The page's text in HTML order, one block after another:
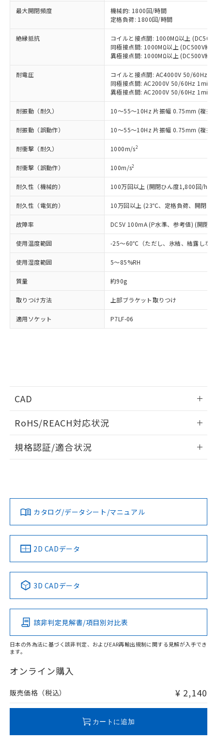
最大開閉頻度
機械的: 1800回/時間
定格負荷: 1800回/時間
絶縁抵抗
コイルと接点間: 1000MΩ以上
同極接点間: 1000MΩ以上 (DC500V絶
異極接点間: 1000MΩ以上 (DC500V絶
耐電圧
コイルと接点間: AC4000V 50/60Hz
同極接点間: AC2000V 50/60Hz 1min
異極接点間: AC2000V 50/60Hz 1min
耐振動（耐久） 10～55～10Hz 片振幅 0.75mm (複振
耐振動（誤動作） 10～55～10Hz 片振幅 0.75mm (複振
耐衝撃（耐久） 1000m/s2
耐衝撃（誤動作） 100m/s2
耐久性（機械的） 100万回以上 (開閉ひん度1,800回/h)
耐久性（電気的） 10万回以上 (23℃、定格負荷、開閉ひ
故障率 DC5V 100mA (P水準、参考値) (開閉
使用温度範囲 -25～60℃（ただし、氷結、結露しな
使用湿度範囲 5～85%RH
質量 約90g
取りつけ方法 上部ブラケット取りつけ
適用ソケット P7LF-06
CAD
ドすることができます。
ログイン/会員登録
ダウンロードデータをご利用いただく前に、以下を必ずお読
みください。
ソフトウェアの使用条件
RoHS/REACH対応状況
EU RoHS 注意事項・凡例
対応済み
中国 RoHS 注意事項・凡例
Pb Hg Cd Cr(VI)
O
在庫等で未対応品が混在する可能性があります。
問い合わせください。
規格認証/適合状況
カタログ/データシート/マニュアル
2D CADデータ
3D CADデータ
該非判定見解書/項目別対比表
日本の外為法に基づく該非判定、およびEAR再輸出規制に関する見解が入手でき
ます。
オンライン購入
販売価格（税込） ¥ 2,140
カートに追加
以下の条件をお読みいただき、同意のうえ
本サービスは、当社制御機器事業取扱
商品の当社在庫状況および標準価格
(税抜)を提供させていただくもので
当社制御機器事業取扱商品の中には、
本サービスの対象外となる商品もある
ことをご了承ください。
在庫状況および標準価格照会結果は、
タに基づき作成されるものであり、閲
覧された時点での実際の在庫および標
準価格とは異なる場合があることをご
了承ください。
正式な納期状況および標準価格はお客
様のお取引先、またはお客様担当のオ
ムロン制御機器販売店・当社販売員に
ご相談ください。
オムロン制御機器販売店や当社販売拠
販売ネットワーク
」をご確認
在庫状況および標準価格結果を当社の
示しないようお願いします。
マイパーツ機能（部品リスト作成サー
ビス）をご利用いただくには、I-Web
メンバーズにご登録されている必要が
お客様が当ウェブサイト上で当社にご
登録された部品リストについて、当社
の共同利用に関して"
の「1.共同利
指します。
対応予定なし：EU RoHS指令（10物質）の
非含有に非対応の商品で、対応品を出す予
調査・確認中：EU RoHS指令（10物質）の
非含有の対応状況を調査中または確認中の
害物質有無と関係のない商品です。
仕入先様の事情により、非含有部品として
いたものが、含有品と判明した場合などや
むを得ず変更することがあります。
*EU RoHS指令（10物質）：
鉛(Pb) 1000ppm以下、 水銀(Hg) 1000ppm以下、 カド
ミウム(Cd) 100ppm以下、
六価クロム(Cr(Ⅵ)) 1000ppm以下、ポリ臭化ビフェニル
類(PBB) 1000ppm以下、ポリ臭化ジフェニルエーテル類
(PBDE) 1000ppm以下、フタル酸ビス(2-エチルヘキシ
ル) (DEHP)(別名：DOP) 1000ppm以下、フタル酸ブチ
（DBP） 1000ppm以下、フタル酸ジイソブチル
但し、RoHS指令で産業用監視および制御機器に対する
適用除外項目は除く。
フタル酸エステル類の４物質については閾値を超える意
図的な使用がないことを確認しています。
部品在庫の切り替え状況などにより、予定
月が前後することがあります。
※3 非含有証明書ダウンロード
51物質の非含有証明書（当社基準）
また、RoHS指令のフタル酸エステル類４
物質の対応では、対応完了までの期間は出
荷製品に未対応品が混在することから備考
欄に対応日を記載しておりました。
す。
※1 中国RoHS○×表
「○」：最大均質材料含有率が中国RoHSの
基準値以下であることを示します。
「×」：最大均質材料含有率が中国RoHSの
基準値を超えていることを示します。
「－」：未確認です。当社販売部門へお問
*中国RoHS10物質の基準値 (GB/T26572)：
Pb(鉛) :1000ppm、 Hg(水銀) : 1000ppm、 Cd(カドミウ
ム) : 100ppm、
Cr(Ⅵ)(六価クロム) : 1000ppm、 PBBs(ポリ臭化ビフェ
ニル類) : 1000ppm、 PBDEs(ポリ臭化ジフェニルエーテ
DBP(フタル酸ジブチル) : 1000ppm、 DIBP(フタル酸ジ
イソブチル) : 1000ppm、 BBP(フタル酸ブチルベンジ
DEHP(フタル酸ビス(2-エチルヘキシル)) : 1000ppm
※2 環境保護使用期限
「ｅ」：有害物質（10物質）のすべてが基
準値以下であることを示します。
「10」：通常の使用状況下において有害物
質が外部に漏えいし、環境に深刻な影響を
及ぼさない年数を意味します。
「－」：未確認です。当社販売部門へお問
当社は、これら貴社製品のうち、外国
為替および外国貿易法に定める商品
（以下｢規制貨物等」という）を輸出
または国外への提供する場合は、日本
国政府の輸出許可(または役務取引許
可)を取得するなどの必要な手続きを
当社は規制貨物を破棄する場合は、完
全に破砕するなど、違法に輸出されな
いよう必要な手段を講じます。
当社は貴社製品を、核兵器、ミサイ
ル、化学兵器、生物兵器またはその他
武器並びにこれらの製造装置等に一切
使用いたしません。
当社は、貴社製品を第三者に販売する
場合は、上記1、2および3の内容を当
該第三者に通知します。また当社は、
販売先および販売に係わる関係者が違
法に輸出するおそれがある場合は、取
記
号
○ 一定数以上の在庫あり
△ 一定数には満たないが在庫あり
在庫なし(最新の在庫状況につ
いては、お客様のお取引先、ま
たはお客様担当のオムロン制御
機器販売店・当社販売員にご確
認ください)
受注生産機種、また在庫状況の
情報を公開していない機種